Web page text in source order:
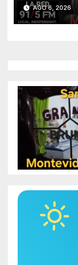
AGO 6, 2026